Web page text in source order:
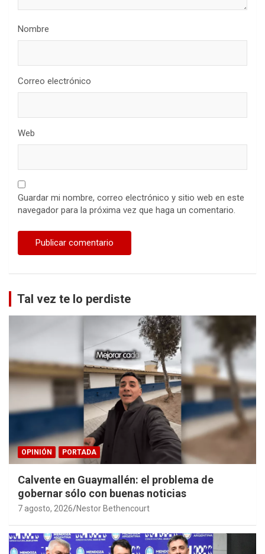
Nombre
Correo electrónico
Web
Guardar mi nombre, correo electrónico y sitio web en este
navegador para la próxima vez que haga un comentario.
Tal vez te lo perdiste
OPINIÓN PORTADA
Calvente en Guaymallén: el problema de
gobernar sólo con buenas noticias
7 agosto, 2026 Nestor Bethencourt